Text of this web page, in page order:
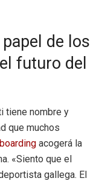
de los
futuro del
tiene nombre y
que muchos
acogerá la
«Siento que el
gallega. El